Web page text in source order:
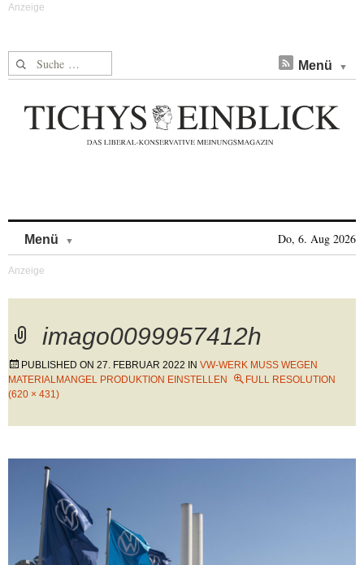
Suche nach: Menü
Menü Do, 6. Aug 2026
imago0099957412h
PUBLISHED ON 27. FEBRUAR 2022 IN VW-WERK MUSS WEGEN
MATERIALMANGEL PRODUKTION EINSTELLEN
FULL RESOLUTION
(620 × 431)